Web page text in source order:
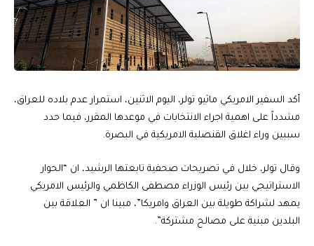
أكد السفير الامريكي ماثيو تولر، اليوم الاثنين، استمرار عدم بلاده للعراق،
مشدداً على اهمية اجراء الانتخابات في موعدها المقرر، فيما حدد
سببين وراء اغلاق القنصلية الامريكية في البصرة.
وقال تولر، خلال في تصريحات صحفية تابعتها الرشيد، ان “الحوار
الاستراتيجي بين رئيس الوزراء مصطفى الكاظمي والرئيس الامريكي
يمهد لشراكة طويلة بين العراق وامريكا”، مبينا ان ” العلاقة بين
البلدين مبنية على مصالح مشتركة”.